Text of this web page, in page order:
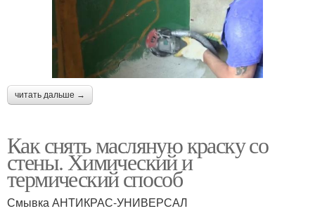
читать дальше →
Как снять масляную краску со
стены. Химический и
термический способ
Смывка АНТИКРАС-УНИВЕРСАЛ